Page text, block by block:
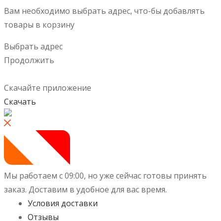
Вам необходимо выбрать адрес, что-бы добавлять
товары в корзину
Выбрать адрес
Продолжить
Скачайте приложение
Скачать
Мы работаем с 09:00, но уже сейчас готовы принять
заказ. Доставим в удобное для вас время.
Условия доставки
Отзывы